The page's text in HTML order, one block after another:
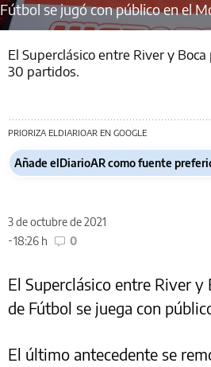
Fútbol se jugó con público en el
El Superclásico entre River y
30 partidos.
PRIORIZA ELDIARIOAR EN GOOGLE
Añade elDiarioAR como fuente
3 de octubre de 2021
18:26 h
0
El Superclásico entre River
de Fútbol se juega con
El último antecedente se